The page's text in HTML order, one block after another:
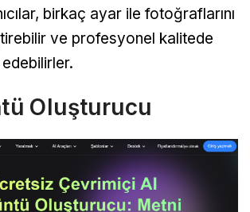
birkaç ayar ile fotoğraflarını
ve profesyonel kalitede
Oluşturucu